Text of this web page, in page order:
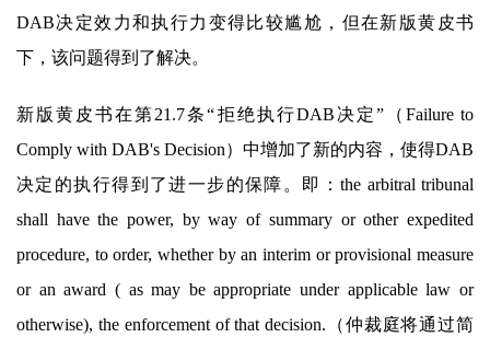
DAB决定效力和执行力变得比较尴尬，但在新版黄皮书
下，该问题得到了解决。
新版黄皮书在第21.7条“拒绝执行DAB决定”（Failure to
Comply with DAB's Decision）中增加了新的内容，使得DAB
决定的执行得到了进一步的保障。即：the arbitral tribunal
shall have the power, by way of summary or other expedited
procedure, to order, whether by an interim or provisional measure
or an award ( as may be appropriate under applicable law or
otherwise), the enforcement of that decision.（仲裁庭将通过简